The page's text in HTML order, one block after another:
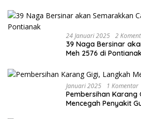
24 Januari 2025 2
39 Naga Bersinar
Meh 2576 di Pontianak
Januari 2025
1 Komentar
Pembersihan Karang
Mencegah Penyakit